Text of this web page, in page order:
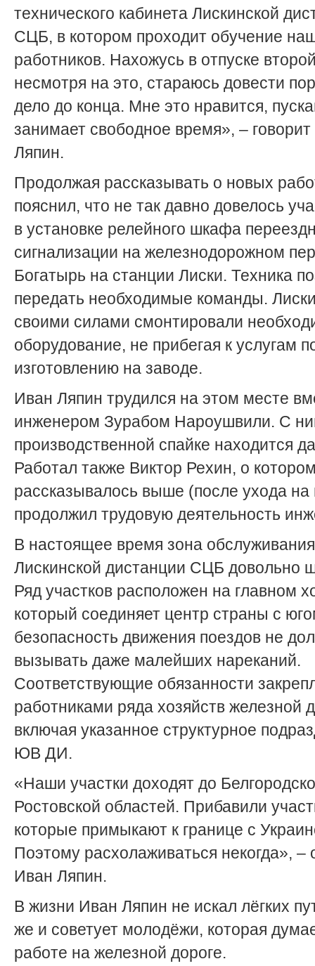
технического кабинета Лискинской
СЦБ, в котором проходит обучение
работников. Нахожусь в отпуске
несмотря на это, стараюсь довести
дело до конца. Мне это нравится,
занимает свободное время», –
Ляпин.
Продолжая рассказывать о новых
пояснил, что не так давно довелось
в установке релейного шкафа
сигнализации на железнодорожном
Богатырь на станции Лиски. Техника
передать необходимые команды.
своими силами смонтировали
оборудование, не прибегая к услугам
изготовлению на заводе.
Иван Ляпин трудился на этом месте
инженером Зурабом Нароушвили. С
производственной спайке находится
Работал также Виктор Рехин, о
рассказывалось выше (после ухода
продолжил трудовую деятельность
В настоящее время зона обслуживания
Лискинской дистанции СЦБ довольно
Ряд участков расположен на главном
который соединяет центр страны с
безопасность движения поездов не
вызывать даже малейших нареканий.
Соответствующие обязанности
работниками ряда хозяйств железной
включая указанное структурное
ЮВ ДИ.
«Наши участки доходят до
Ростовской областей. Прибавили
которые примыкают к границе с
Поэтому расхолаживаться некогда», –
Иван Ляпин.
В жизни Иван Ляпин не искал лёгких
же и советует молодёжи, которая
работе на железной дороге.